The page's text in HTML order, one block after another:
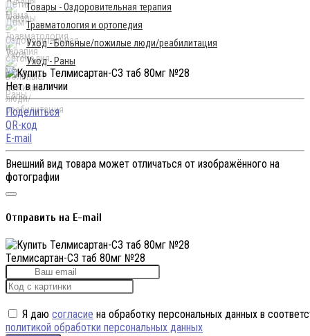
Товары - Оздоровительная терапия
Травматология и ортопедия
Уход - Больные/пожилые люди/реабилитация
Уход - Раны
Нет в наличии
Поделиться
QR-код
E-mail
Внешний вид товара может отличаться от изображённого на
фотографии
Отправить на E-mail
Телмисартан-СЗ таб 80мг №28
Я даю согласие на обработку персональных данных в
политикой обработки персональных данных